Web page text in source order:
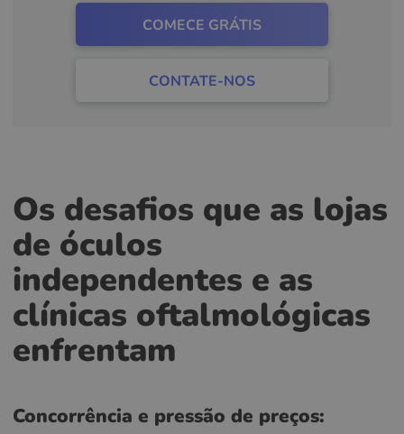
COMECE GRÁTIS
CONTATE-NOS
Os desafios que as lojas
de óculos
independentes e as
clínicas oftalmológicas
enfrentam
Concorrência e pressão de preços: